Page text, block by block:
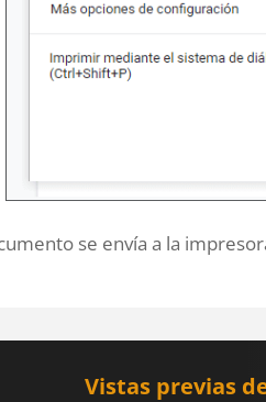
se envía a la
Vistas previas